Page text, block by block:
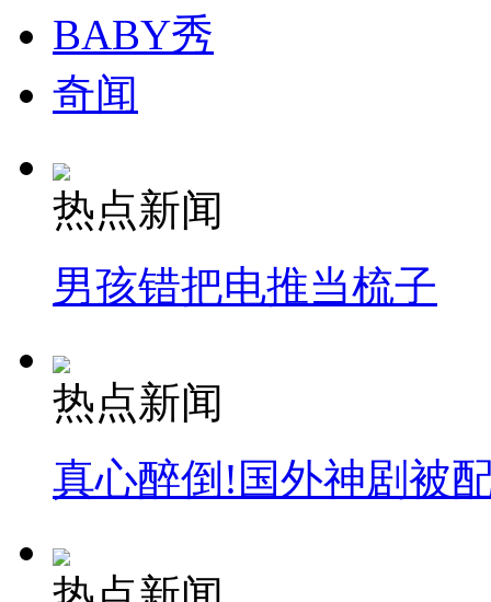
BABY秀
奇闻
热点新闻
男孩错把电推当梳子
热点新闻
真心醉倒!国外神剧被